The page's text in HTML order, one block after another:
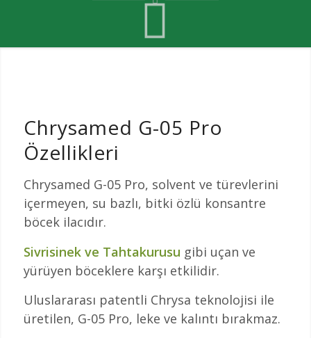
Chrysamed G-05 Pro
Özellikleri
Chrysamed G-05 Pro, solvent ve türevlerini
içermeyen, su bazlı, bitki özlü konsantre
böcek ilacıdır.
Sivrisinek ve Tahtakurusu gibi uçan ve
yürüyen böceklere karşı etkilidir.
Uluslararası patentli Chrysa teknolojisi ile
üretilen, G-05 Pro, leke ve kalıntı bırakmaz.